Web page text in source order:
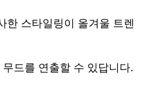
한 스타일링이 올겨울 트렌
드를 연출할 수 있답니다.